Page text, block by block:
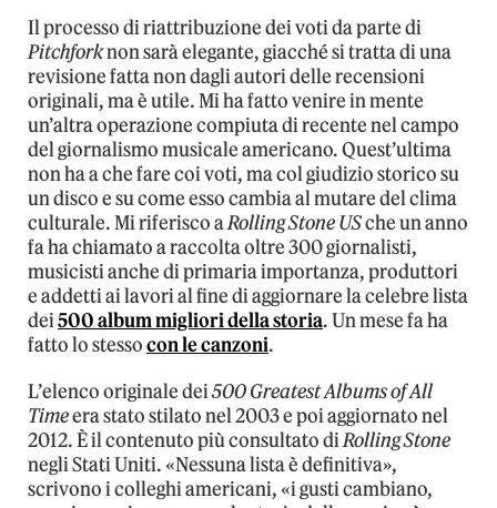
Il processo di riattribuzione dei voti da parte di
Pitchforknon sarà elegante, giacché si tratta di una
revisione fatta non dagli autori delle recensioni
originali, ma è utile. Mi ha fatto venire in mente
un’altra operazione compiuta di recente nel campo
del giornalismo musicale americano. Quest’ultima
non ha a che fare coi voti, ma col giudizio storico su
un disco e su come esso cambia al mutare del clima
culturale. Mi riferisco aRolling Stone USche un anno
fa ha chiamato a raccolta oltre 300 giornalisti,
musicisti anche di primaria importanza, produttori
e addetti ai lavori al fine di aggiornare la celebre lista
dei500 album migliori della storia. Un mese fa ha
fatto lo stessocon le canzoni.
L’elenco originale dei500 Greatest Albums of All
Timeera stato stilato nel 2003 e poi aggiornato nel
2012. È il contenuto più consultato diRolling Stone
negli Stati Uniti. «Nessuna lista è definitiva»,
scrivono i colleghi americani, «i gusti cambiano,